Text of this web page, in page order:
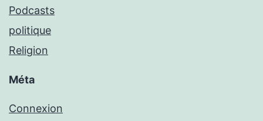
Podcasts
politique
Religion
Méta
Connexion